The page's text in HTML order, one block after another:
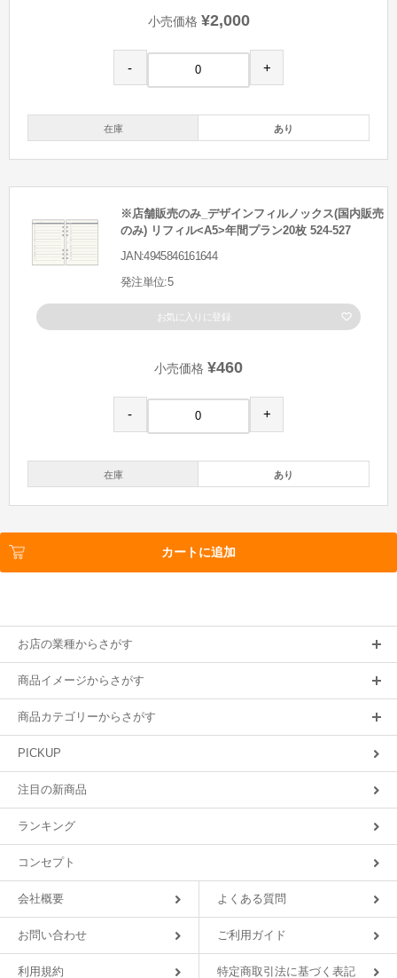
小売価格 ¥2,000
- +
在庫 あり
※店舗販売のみ_デザインフィルノックス(国内販売
のみ) リフィル<A5>年間プラン20枚 524-527
JAN:4945846161644
発注単位:5
お気に入りに登録
小売価格 ¥460
- +
在庫 あり
カートに追加
お店の業種からさがす
商品イメージからさがす
商品カテゴリーからさがす
PICKUP
注目の新商品
ランキング
コンセプト
会社概要 よくある質問
お問い合わせ ご利用ガイド
利用規約 特定商取引法に基づく表記